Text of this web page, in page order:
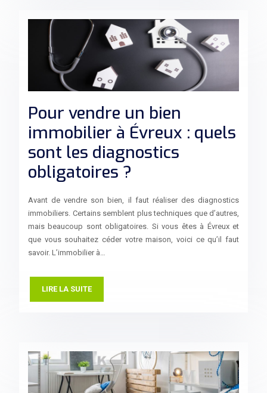
Pour vendre un bien
immobilier à Évreux : quels
sont les diagnostics
obligatoires ?
Avant de vendre son bien, il faut réaliser des diagnostics
immobiliers. Certains semblent plus techniques que d’autres,
mais beaucoup sont obligatoires. Si vous êtes à Évreux et
que vous souhaitez céder votre maison, voici ce qu’il faut
savoir. L’immobilier à…
LIRE LA SUITE